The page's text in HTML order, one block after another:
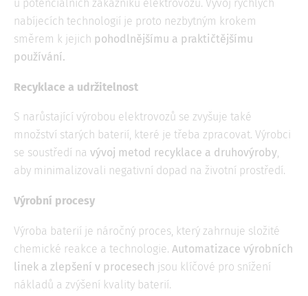
u potenciálních zákazníků elektrovozů. Vývoj rychlých
nabíjecích technologií je proto nezbytným krokem
směrem k jejich pohodlnějšímu a praktičtějšímu
používání.
Recyklace a udržitelnost
S narůstající výrobou elektrovozů se zvyšuje také
množství starých baterií, které je třeba zpracovat. Výrobci
se soustředí na vývoj metod recyklace a druhovýroby,
aby minimalizovali negativní dopad na životní prostředí.
Výrobní procesy
Výroba baterií je náročný proces, který zahrnuje složité
chemické reakce a technologie. Automatizace výrobních
linek a zlepšení v procesech jsou klíčové pro snížení
nákladů a zvýšení kvality baterií.